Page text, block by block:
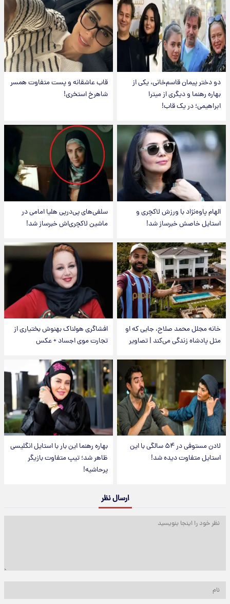
دو دختر پیمان قاسم‌خانی، یکی از
بهاره رهنما و دیگری از میترا
ابراهیمی؛ در یک قاب!
قاب عاشقانه و پست متفاوت همسر
شاهرخ استخری!
الهام پاوه‌نژاد با ورزش لاکچری و
استایل خاصش خبرساز شد!
سلفی‌های پی‌درپی هلیا امامی در
ماشین لاکچری‌اش خبرساز شد!
خانه مجلل محمد صلاح، جایی که او
مثل پادشاه زندگی می‌کند | تصاویر
افشاگری هولناک بهنوش بختیاری از
تجارت موی اجساد + عکس
لادن مستوفی در ۵۴ سالگی با این
استایل متفاوت دیده شد!
بهاره رهنما این بار با استایل انگلیسی
ظاهر شد؛ تیپ متفاوت بازیگر
پرحاشیه!
ارسال نظر